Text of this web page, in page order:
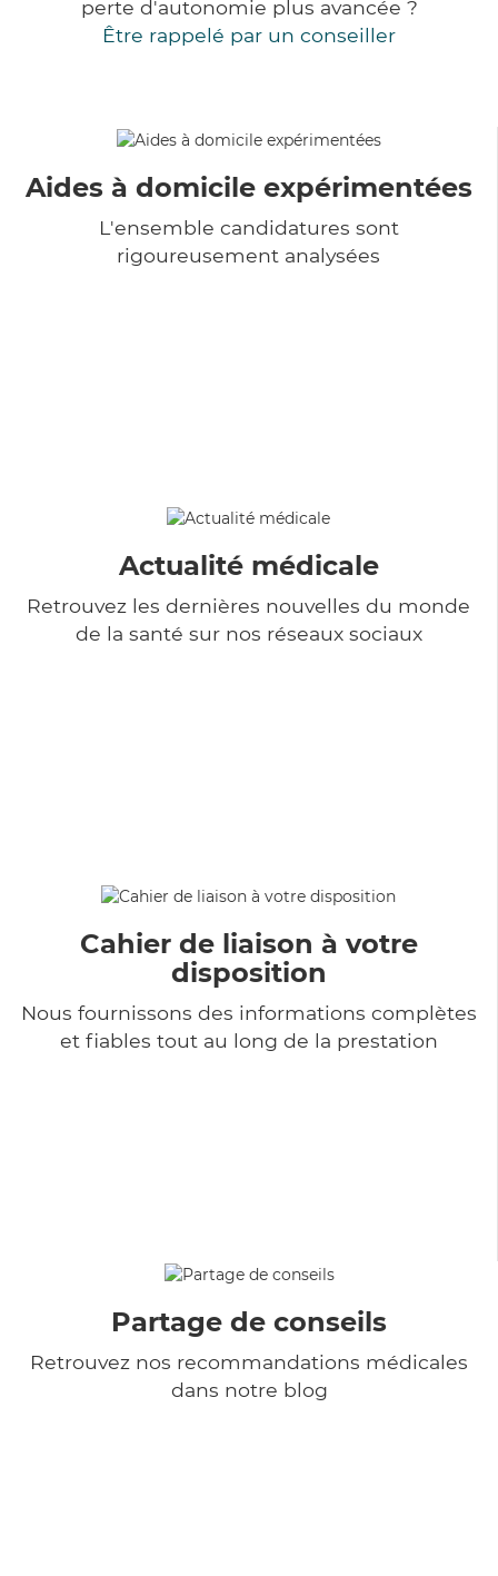
perte d'autonomie plus avancée ?
Être rappelé par un conseiller
Aides à domicile expérimentées
L'ensemble candidatures sont
rigoureusement analysées
Actualité médicale
Retrouvez les dernières nouvelles du monde
de la santé sur nos réseaux sociaux
Cahier de liaison à votre
disposition
Nous fournissons des informations complètes
et fiables tout au long de la prestation
Partage de conseils
Retrouvez nos recommandations médicales
dans notre blog